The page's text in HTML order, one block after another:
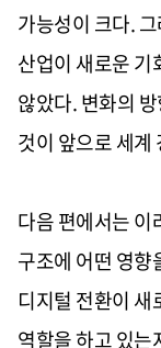
가능성이 크다.
산업이 새로운 기
않았다. 변화의
것이 앞으로 세계
다음 편에서는 이
구조에 어떤 영향
디지털 전환이 새
역할을 하고 있는